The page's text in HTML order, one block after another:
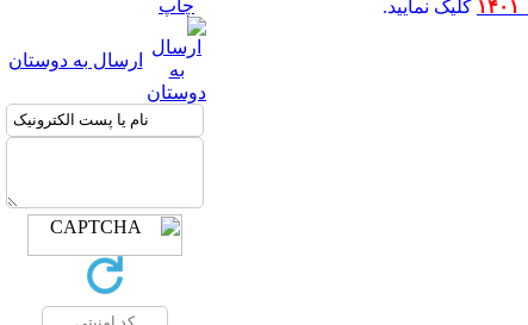
۱۴۰۱ کلیک نمایید.
ارسال به دوستان